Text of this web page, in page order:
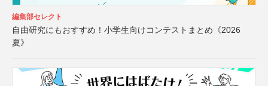
編集部セレクト
自由研究にもおすすめ！小学生向けコンテストまとめ《2026
夏》